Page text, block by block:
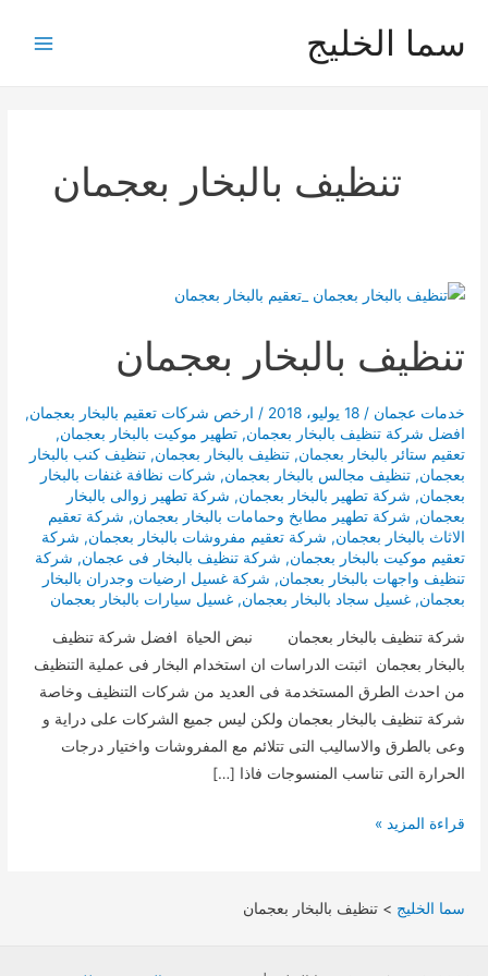
سما الخليج
تنظيف بالبخار بعجمان
تنظيف بالبخار بعجمان
خدمات عجمان /18 يوليو، 2018 / ارخص شركات تعقيم بالبخار بعجمان,
افضل شركة تنظيف بالبخار بعجمان,تطهير موكيت بالبخار بعجمان,
تعقيم ستائر بالبخار بعجمان,تنظيف بالبخار بعجمان,تنظيف كنب بالبخار
بعجمان,تنظيف مجالس بالبخار بعجمان, شركات نظافة غنفات بالبخار
بعجمان, شركة تطهير بالبخار بعجمان, شركة تطهير زوالى بالبخار
بعجمان, شركة تطهير مطابخ وحمامات بالبخار بعجمان, شركة تعقيم
الاثاث بالبخار بعجمان, شركة تعقيم مفروشات بالبخار بعجمان, شركة
تعقيم موكيت بالبخار بعجمان, شركة تنظيف بالبخار فى عجمان, شركة
تنظيف واجهات بالبخار بعجمان, شركة غسيل ارضيات وجدران بالبخار
بعجمان,غسيل سجاد بالبخار بعجمان,غسيل سيارات بالبخار بعجمان
شركة تنظيف بالبخار بعجمان نبض الحياة افضل شركة تنظيف
بالبخار بعجمان اثبتت الدراسات ان استخدام البخار فى عملية التنظيف
من احدث الطرق المستخدمة فى العديد من شركات التنظيف وخاصة
شركة تنظيف بالبخار بعجمان ولكن ليس جميع الشركات على دراية و
وعى بالطرق والاساليب التى تتلائم مع المفروشات واختيار درجات
الحرارة التى تناسب المنسوجات فاذا […]
تنظيف
قراءة المزيد »
سما الخليج >تنظيف بالبخار بعجمان